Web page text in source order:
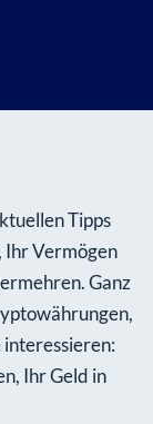
Tipps
Ihr Vermögen
Ganz
Ihr Geld in